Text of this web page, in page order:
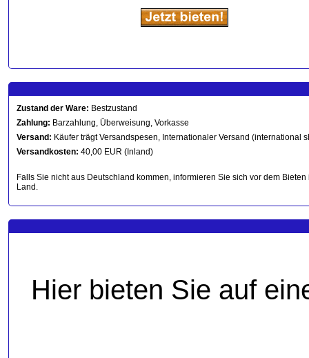
Zustand der Ware: Bestzustand
Zahlung: Barzahlung, Überweisung, Vorkasse
Versand: Käufer trägt Versandspesen, Internationaler Versand (international
Versandkosten: 40,00 EUR (Inland)
Falls Sie nicht aus Deutschland kommen, informieren Sie sich vor dem
Land.
Hier bieten Sie auf